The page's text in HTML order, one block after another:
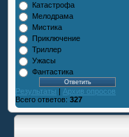
Катастрофа
Мелодрама
Мистика
Приключение
Триллер
Ужасы
Фантастика
Результаты | Архив опросов
Всего ответов: 327